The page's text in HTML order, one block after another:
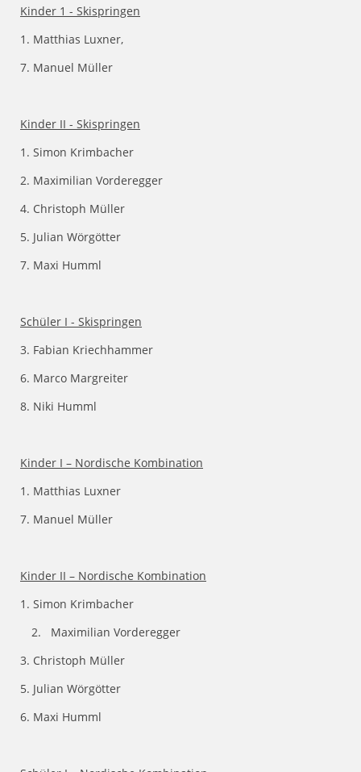
Kinder 1 - Skispringen
1. Matthias Luxner,
7. Manuel Müller
Kinder II - Skispringen
1. Simon Krimbacher
2. Maximilian Vorderegger
4. Christoph Müller
5. Julian Wörgötter
7. Maxi Humml
Schüler I - Skispringen
3. Fabian Kriechhammer
6. Marco Margreiter
8. Niki Humml
Kinder I – Nordische Kombination
1. Matthias Luxner
7. Manuel Müller
Kinder II – Nordische Kombination
1. Simon Krimbacher
Maximilian Vorderegger
3. Christoph Müller
5. Julian Wörgötter
6. Maxi Humml